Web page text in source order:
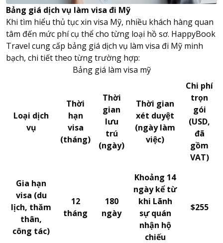
Bảng giá dịch vụ làm visa đi Mỹ
Khi tìm hiểu thủ tục xin visa Mỹ, nhiều khách hàng quan
tâm đến mức phí cụ thể cho từng loại hồ sơ. HappyBook
Travel cung cấp bảng giá dịch vụ làm visa đi Mỹ minh
bạch, chi tiết theo từng trường hợp:
Bảng giá làm visa mỹ
Loại dịch
vụ
Thời
hạn
visa
(tháng)
Thời
gian
lưu
trú
(ngày)
Thời gian
xét duyệt
(ngày làm
việc)
Chi phí
trọn
gói
(USD,
đã
gồm
VAT)
Gia hạn
visa (du
lịch, thăm
thân,
công tác)
12
tháng
180
ngày
Khoảng 14
ngày kể từ
khi Lãnh
sự quán
nhận hộ
chiếu
$255